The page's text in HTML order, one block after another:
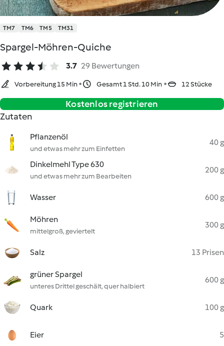
TM7 TM6 TM5 TM31
Spargel-Möhren-Quiche
3.7 29 Bewertungen
Vorbereitung 15 Min Gesamt 1 Std. 10 Min 12 Stücke
Kostenlos registrieren
Zutaten
Pflanzenöl
und etwas mehr zum Einfetten
40 g
Dinkelmehl Type 630
und etwas mehr zum Bearbeiten
200 g
Wasser 600 g
Möhren
mittelgroß, geviertelt
300 g
Salz 13 Prisen
grüner Spargel
unteres Drittel geschält, quer halbiert
600 g
Quark 100 g
Eier 5